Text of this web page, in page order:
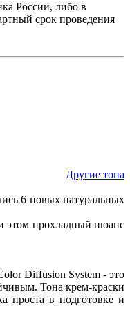
России, либо в
срок проведения
Другие тона
6 новых натуральных
этом прохладный нюанс
Diffusion System - это
Тона крем-краски
проста в подготовке и